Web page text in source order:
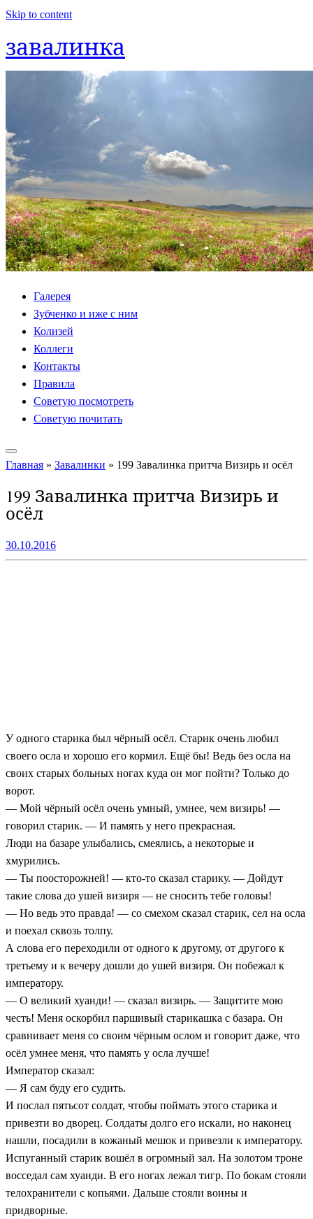
Skip to content
завалинка
Галерея
Зубченко и иже с ним
Колизей
Коллеги
Контакты
Правила
Советую посмотреть
Советую почитать
Главная » Завалинки » 199 Завалинка притча Визирь и осёл
199 Завалинка притча Визирь и
осёл
30.10.2016
У одного старика был чёрный осёл. Старик очень любил
своего осла и хорошо его кормил. Ещё бы! Ведь без осла на
своих старых больных ногах куда он мог пойти? Только до
ворот.
— Мой чёрный осёл очень умный, умнее, чем визирь! —
говорил старик. — И память у него прекрасная.
Люди на базаре улыбались, смеялись, а некоторые и
хмурились.
— Ты поосторожней! — кто-то сказал старику. — Дойдут
такие слова до ушей визиря — не сносить тебе головы!
— Но ведь это правда! — со смехом сказал старик, сел на осла
и поехал сквозь толпу.
А слова его переходили от одного к другому, от другого к
третьему и к вечеру дошли до ушей визиря. Он побежал к
императору.
— О великий хуанди! — сказал визирь. — Защитите мою
честь! Меня оскорбил паршивый старикашка с базара. Он
сравнивает меня со своим чёрным ослом и говорит даже, что
осёл умнее меня, что память у осла лучше!
Император сказал:
— Я сам буду его судить.
И послал пятьсот солдат, чтобы поймать этого старика и
привезти во дворец. Солдаты долго его искали, но наконец
нашли, посадили в кожаный мешок и привезли к императору.
Испуганный старик вошёл в огромный зал. На золотом троне
восседал сам хуанди. В его ногах лежал тигр. По бокам стояли
телохранители с копьями. Дальше стояли воины и
придворные.